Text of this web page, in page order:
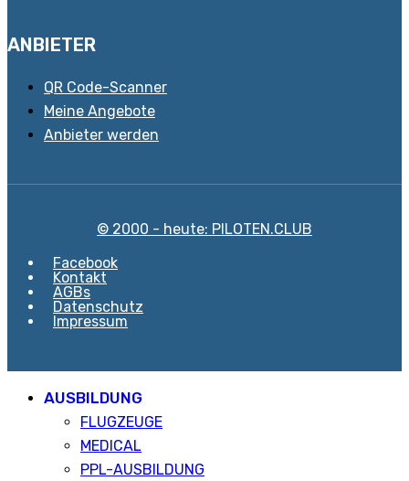
ANBIETER
QR Code-Scanner
Meine Angebote
Anbieter werden
© 2000 - heute: PILOTEN.CLUB
Facebook
Kontakt
AGBs
Datenschutz
Impressum
AUSBILDUNG
FLUGZEUGE
MEDICAL
PPL-AUSBILDUNG